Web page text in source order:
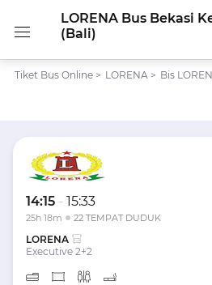
LORENA Bus Bekasi
(bali)
Tiket Bus Online > LORENA > Bis
14:15 - 15:33
25h 18m 22 TEMPAT DUDUK
LORENA
Executive 2+2